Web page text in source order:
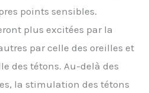
points sensibles.
plus excitées par la
par celle des oreilles et
des tétons. Au-delà des
la stimulation des tétons